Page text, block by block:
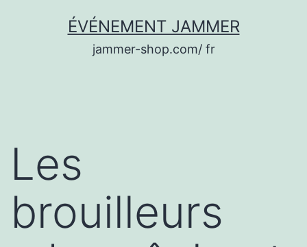
ÉVÉNEMENT JAMMER
jammer-shop.com/ fr
Les
brouilleurs